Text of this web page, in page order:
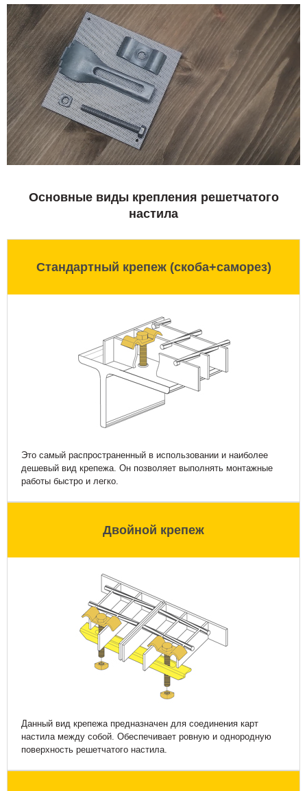
Основные виды крепления решетчатого
настила
Стандартный крепеж (скоба+саморез)
Это самый распространенный в использовании и наиболее
дешевый вид крепежа. Он позволяет выполнять монтажные
работы быстро и легко.
Двойной крепеж
Данный вид крепежа предназначен для соединения карт
настила между собой. Обеспечивает ровную и однородную
поверхность решетчатого настила.